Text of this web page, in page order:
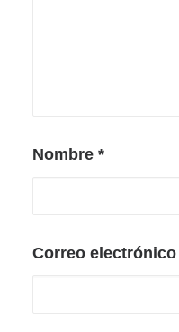
Nombre *
Correo electrónico